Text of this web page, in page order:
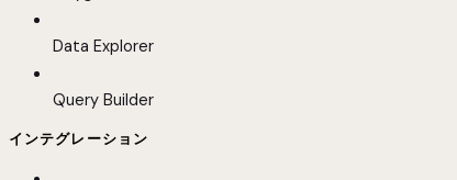
Data Explorer
Query Builder
インテグレーション